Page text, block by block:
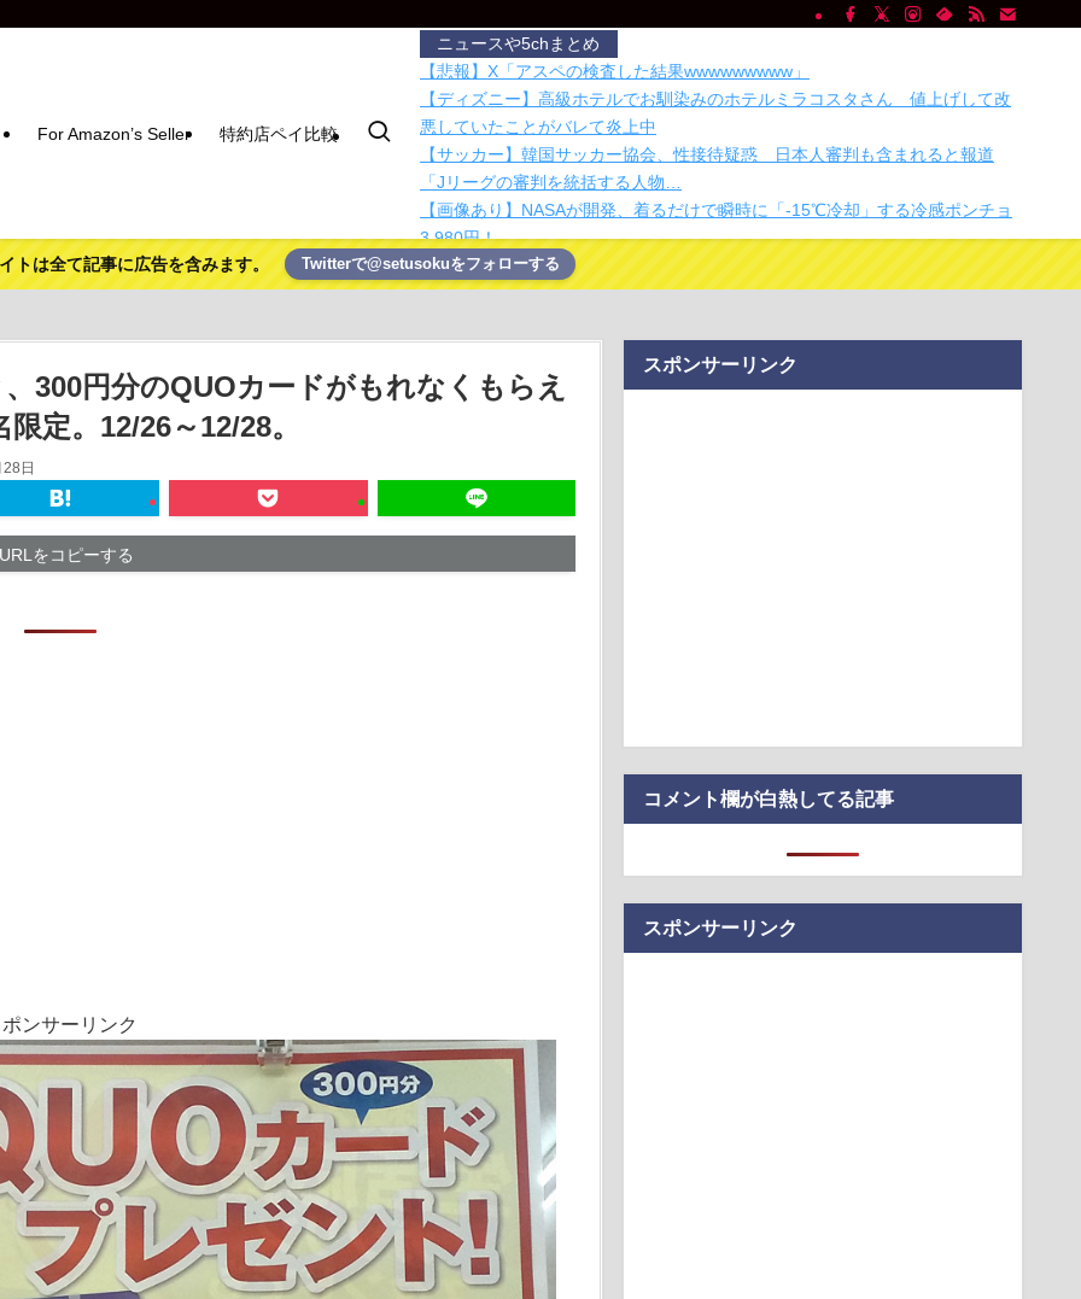
For Amazon’s Seller 特約店ペイ比較
ニュースや5chまとめ
【悲報】X「アスペの検査した結果wwwwwwwww」
【ディズニー】高級ホテルでお馴染みのホテルミラコスタさん 値上げして改
悪していたことがバレて炎上中
【サッカー】韓国サッカー協会、性接待疑惑 日本人審判も含まれると報道
「Jリーグの審判を統括する人物…
【画像あり】NASAが開発、着るだけで瞬時に「-15℃冷却」する冷感ポンチョ
3,980円！
【動画】移民受け入れ派のパヨおば、自分の家に来られたら全力で拒否るｗｗ
ｗｗｗｗｗｗｗｗ
て下さい」
日本、高市円安ホクホクなのに上半期の輸出額が「台湾と韓国」に抜かれるｗ
ｗｗｗｗ
ガチャ課金がメインコンテンツのスマホゲーム サ終と倒産が相次ぎ終わる
紙を挟んで富士山を拝める「富士山クリップ」
プレビューURL付きのセルフホスト型開発サンドボックス「sandboxd」
トは全て記事に広告を含みます。 Twitterで@setusokuをフォローする
300円分のQUOカードがもれなくもらえ
定。12/26～12/28。
日
URLをコピーする
ンサーリンク
スポンサーリンク
コメント欄が白熱してる記事
スポンサーリンク